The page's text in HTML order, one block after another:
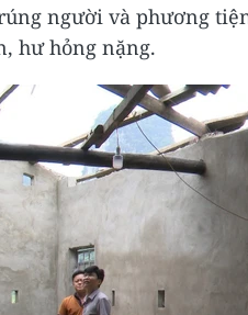
người và phương
hư hỏng nặng.